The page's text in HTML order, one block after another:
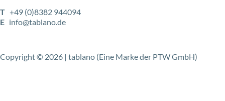
T +49 (0)8382 944094
E info@tablano.de
Copyright © 2026 | tablano (Eine Marke der PTW GmbH)